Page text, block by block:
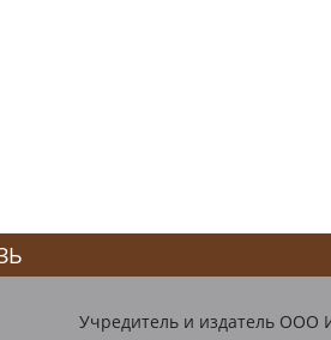
Учредитель и издатель ООО